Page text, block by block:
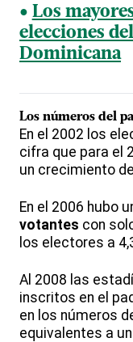
Los
elecciones
Dominicana
Los números del
En el 2002 los
cifra que para el
un crecimiento
En el 2006 hubo
votantes con
los electores a
Al 2008 las
inscritos en el
en los números
equivalentes a un